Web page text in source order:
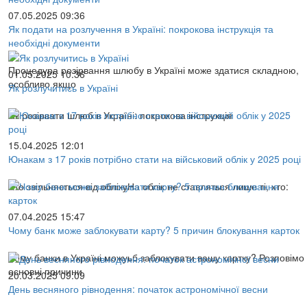
07.05.2025 09:36
Як подати на розлучення в Україні: покрокова інструкція та
необхідні документи
Процедура розірвання шлюбу в Україні може здатися складною,
особливо якщо
01.05.2025 10:36
Як розлучитись в Україні
Як розірвати шлюб в Україні: покрокова інструкція
15.04.2025 12:01
Юнакам з 17 років потрібно стати на військовий облік у 2025 році
Хто звільняється від облікуНа облік не ставляться лише ті, хто:
07.04.2025 15:47
Чому банк може заблокувати карту? 5 причин блокування карток
Чому банки в Україні можуьб заблокувати вашу картку? Розповімо
основні причини
20.03.2025 09:09
День весняного рівнодення: початок астрономічної весни